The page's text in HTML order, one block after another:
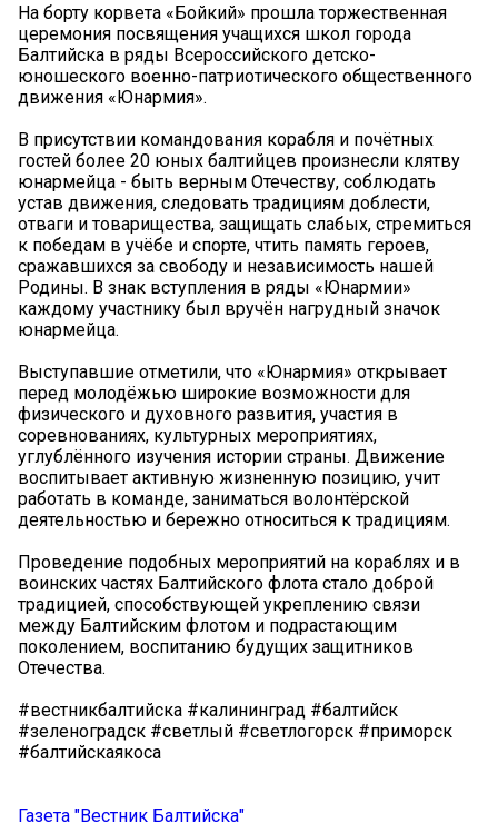
На борту корвета «Бойкий» прошла торжественная
церемония посвящения учащихся школ города
Балтийска в ряды Всероссийского детско-
юношеского военно-патриотического общественного
движения «Юнармия».
В присутствии командования корабля и почётных
гостей более 20 юных балтийцев произнесли клятву
юнармейца - быть верным Отечеству, соблюдать
устав движения, следовать традициям доблести,
отваги и товарищества, защищать слабых, стремиться
к победам в учёбе и спорте, чтить память героев,
сражавшихся за свободу и независимость нашей
Родины. В знак вступления в ряды «Юнармии»
каждому участнику был вручён нагрудный значок
юнармейца.
Выступавшие отметили, что «Юнармия» открывает
перед молодёжью широкие возможности для
физического и духовного развития, участия в
соревнованиях, культурных мероприятиях,
углублённого изучения истории страны. Движение
воспитывает активную жизненную позицию, учит
работать в команде, заниматься волонтёрской
деятельностью и бережно относиться к традициям.
Проведение подобных мероприятий на кораблях и в
воинских частях Балтийского флота стало доброй
традицией, способствующей укреплению связи
между Балтийским флотом и подрастающим
поколением, воспитанию будущих защитников
Отечества.
#вестникбалтийска #калининград #балтийск
#зеленоградск #светлый #светлогорск #приморск
#балтийскаякоса
Газета "Вестник Балтийска"